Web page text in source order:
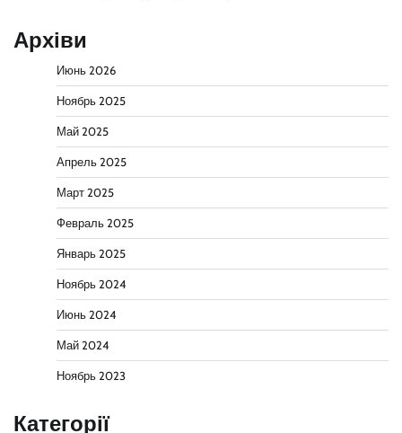
Архіви
Июнь 2026
Ноябрь 2025
Май 2025
Апрель 2025
Март 2025
Февраль 2025
Январь 2025
Ноябрь 2024
Июнь 2024
Май 2024
Ноябрь 2023
Категорії